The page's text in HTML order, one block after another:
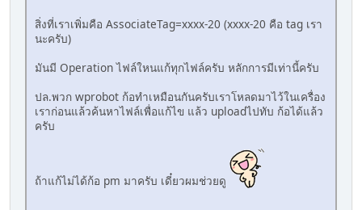
สิ่งที่เราเพิ่มคือ AssociateTag=xxxx-20 (xxxx-20 คือ tag เรา
นะครับ)
มันมี Operation ไฟล์ใหนแก้ทุกไฟล์ครับ หลักการมีเท่านี้ครับ
ปล.พวก wprobot ก้อทำเหมือนกันครับเราโหลดมาไว้ในเครื่อง
เราก่อนแล้วค้นหาไฟล์เพื่อแก้ไข แล้ว uploadไปทับ ก้อได้แล้ว
ครับ
ถ้าแก้ไม่ได้ก้อ pm มาครับ เดี๋ยวผมช่วยดู